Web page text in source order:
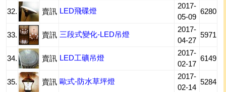
32. 賣訊 LED飛碟燈
2017-
05-09
6280
33. 賣訊 三段式變化-LED吊燈
2017-
04-27
5971
34. 賣訊 LED工礦吊燈
2017-
02-17
6149
35. 賣訊 歐式-防水草坪燈
2017-
02-14
5284